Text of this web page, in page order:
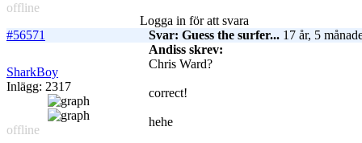
offline
Logga in för att svara
#56571
Svar: Guess the surfer... 17 år, 5
SharkBoy
Inlägg: 2317
offline
Andiss skrev:
Chris Ward?
correct!
hehe